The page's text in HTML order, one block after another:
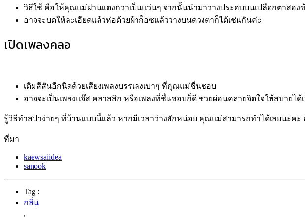
วิธีใช้ คือให้คุณแม่ฝานแตงกวาเป็นแว่นๆ จากนั้นนำมาวางประคบบนเปลือกตาสอง
อาจจะบดให้ละเอียดแล้วห่อด้วยผ้าก็อซแล้ววางบนดวงตาก็ได้เช่นกันค่ะ
เปิดเพลงคลอ
เติมสีสันอีกนิดด้วยเสียงเพลงบรรเลงเบาๆ ที่คุณแม่ชื่นชอบ
อาจจะเป็นเพลงแจ๊ส คลาสสิก หรือเพลงที่ชื่นชอบก็ดี ช่วยผ่อนคลายจิตใจให้สบายได้
รู้วิธีทำสปาง่ายๆ ที่บ้านแบบนี้แล้ว หากมีเวลาว่างสักหน่อย คุณแม่สามารถทำได้เลยนะค
ที่มา
kaewsaiidea
sanook
Tag :
กลิ่น
,